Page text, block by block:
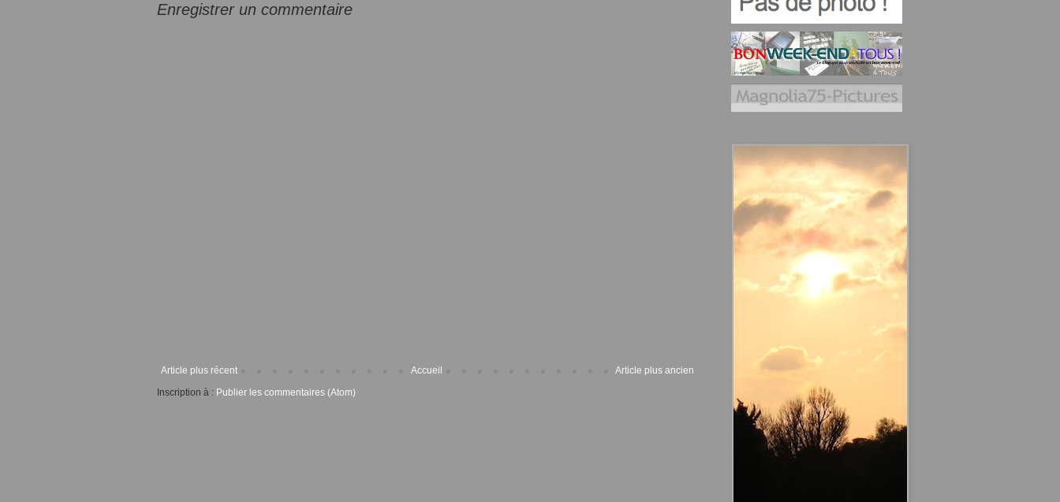
Enregistrer un commentaire
Article plus récent Article plus ancien
Accueil
Inscription à : Publier les commentaires (Atom)